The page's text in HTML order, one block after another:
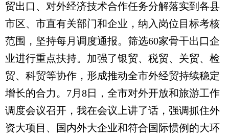
贸出口、对外经济技术合作任务分解落实到各县
市区、市直有关部门和企业，纳入岗位目标考核
范围，坚持每月调度通报。筛选60家骨干出口企
业进行重点扶持。加强了银贸、税贸、关贸、检
贸、科贸等协作，形成推动全市外经贸持续稳定
增长的合力。7月8日，全市对外开放和旅游工作
调度会议召开，我在会议上讲了话，强调抓住外
资大项目、国内外大企业和符合国际惯例的大环